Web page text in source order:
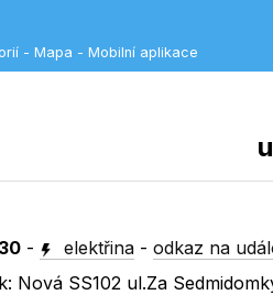
- Mapa - Mobilní aplikace
- elektřina -odkaz na
Nová SS102 ul.Za